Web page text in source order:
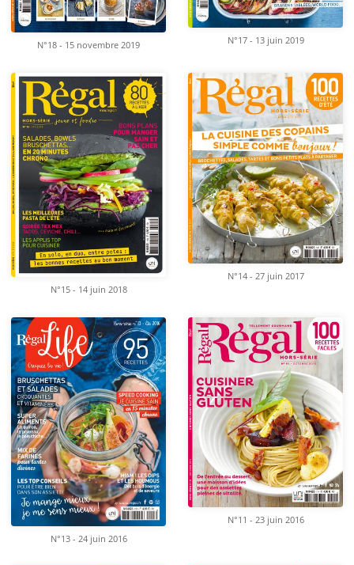
N°18 - 15 novembre 2019 N°17 - 13 juin 2019
N°15 - 14 juin 2018
N°14 - 27 juin 2017
N°13 - 24 juin 2016
N°11 - 23 juin 2016